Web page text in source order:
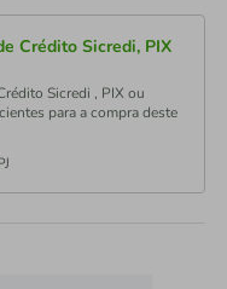
Crédito Sicredi, PIX
Sicredi , PIX ou
para a compra deste